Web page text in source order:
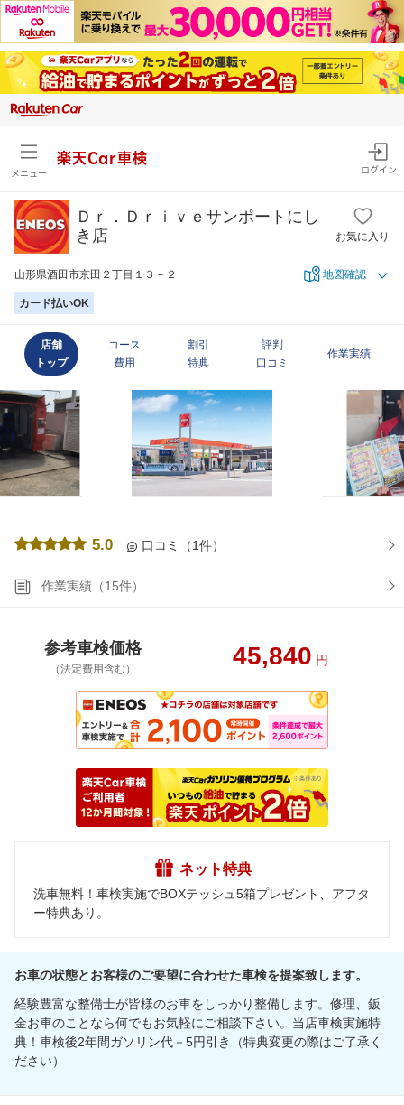
メニュー
楽天Car車検
ログイン
Ｄｒ．Ｄｒｉｖｅサンポートにし
き店
お気に入り
山形県酒田市京田２丁目１３－２ 地図確認
カード払いOK
店舗
トップ
コース
費用
割引
特典
評判
口コミ
作業実績
5.0 口コミ（1件）
作業実績（15件）
参考車検価格
（法定費用含む） 45,840 円
ネット特典
洗車無料！車検実施でBOXテッシュ5箱プレゼント、アフタ
ー特典あり。
お車の状態とお客様のご要望に合わせた車検を提案致します。
経験豊富な整備士が皆様のお車をしっかり整備します。修理、鈑
金お車のことなら何でもお気軽にご相談下さい。当店車検実施特
典！車検後2年間ガソリン代－5円引き（特典変更の際はご了承く
ださい）